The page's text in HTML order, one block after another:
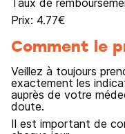
Taux de
Prix: 4.77€
Comment le
Veillez à toujours
exactement les
auprès de votre
doute.
Il est important de